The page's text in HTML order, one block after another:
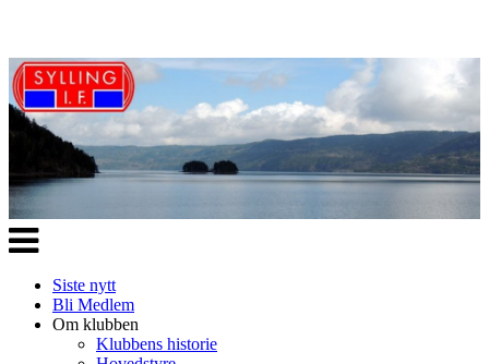
Veksle
navigasjon
Siste nytt
Bli Medlem
Om klubben
Klubbens historie